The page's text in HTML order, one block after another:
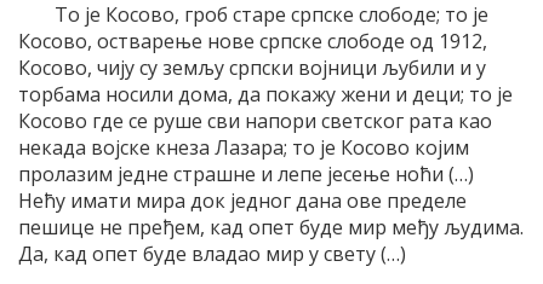
То је Косово, гроб старе српске слободе; то је
Косово, остварење нове српске слободе од 1912,
Косово, чију су земљу српски војници љубили и у
торбама носили дома, да покажу жени и деци; то је
Косово где се руше сви напори светског рата као
некада војске кнеза Лазара; то је Косово којим
пролазим једне страшне и лепе јесење ноћи (…)
Нећу имати мира док једног дана ове пределе
пешице не пређем, кад опет буде мир међу људима.
Да, кад опет буде владао мир у свету (…)